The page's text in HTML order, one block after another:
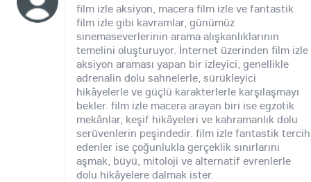
film izle aksiyon, macera film izle ve fantastik
film izle gibi kavramlar, günümüz
sinemaseverlerinin arama alışkanlıklarının
temelini oluşturuyor. İnternet üzerinden film izle
aksiyon araması yapan bir izleyici, genellikle
adrenalin dolu sahnelerle, sürükleyici
hikâyelerle ve güçlü karakterlerle karşılaşmayı
bekler. film izle macera arayan biri ise egzotik
mekânlar, keşif hikâyeleri ve kahramanlık dolu
serüvenlerin peşindedir. film izle fantastik tercih
edenler ise çoğunlukla gerçeklik sınırlarını
aşmak, büyü, mitoloji ve alternatif evrenlerle
dolu hikâyelere dalmak ister.